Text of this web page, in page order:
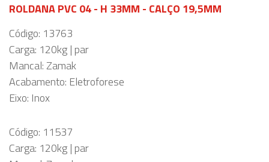
ROLDANA PVC 04 - H 33MM - CALÇO 19,5MM
Código: 13763
Carga: 120kg | par
Mancal: Zamak
Acabamento: Eletroforese
Eixo: Inox
Código: 11537
Carga: 120kg | par